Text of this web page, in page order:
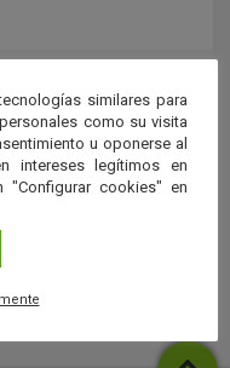
similares para
como su visita
u oponerse al
intereses legítimos en
"Configurar cookies" en